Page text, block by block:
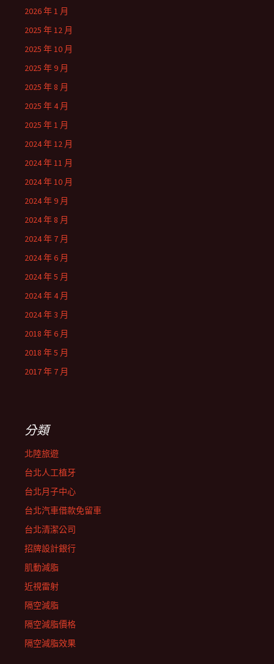
2026 年 1 月
2025 年 12 月
2025 年 10 月
2025 年 9 月
2025 年 8 月
2025 年 4 月
2025 年 1 月
2024 年 12 月
2024 年 11 月
2024 年 10 月
2024 年 9 月
2024 年 8 月
2024 年 7 月
2024 年 6 月
2024 年 5 月
2024 年 4 月
2024 年 3 月
2018 年 6 月
2018 年 5 月
2017 年 7 月
分類
北陸旅遊
台北人工植牙
台北月子中心
台北汽車借款免留車
台北清潔公司
招牌設計銀行
肌動減脂
近視雷射
隔空減脂
隔空減脂價格
隔空減脂效果